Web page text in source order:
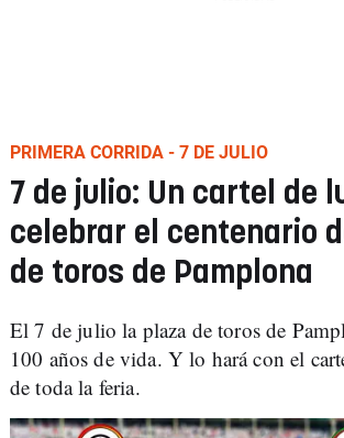
PRIMERA CORRIDA - 7 DE JULIO
7 de julio: Un cartel de
celebrar el centenario
de toros de Pamplona
El 7 de julio la plaza de toros de
100 años de vida. Y lo hará con el
de toda la feria.